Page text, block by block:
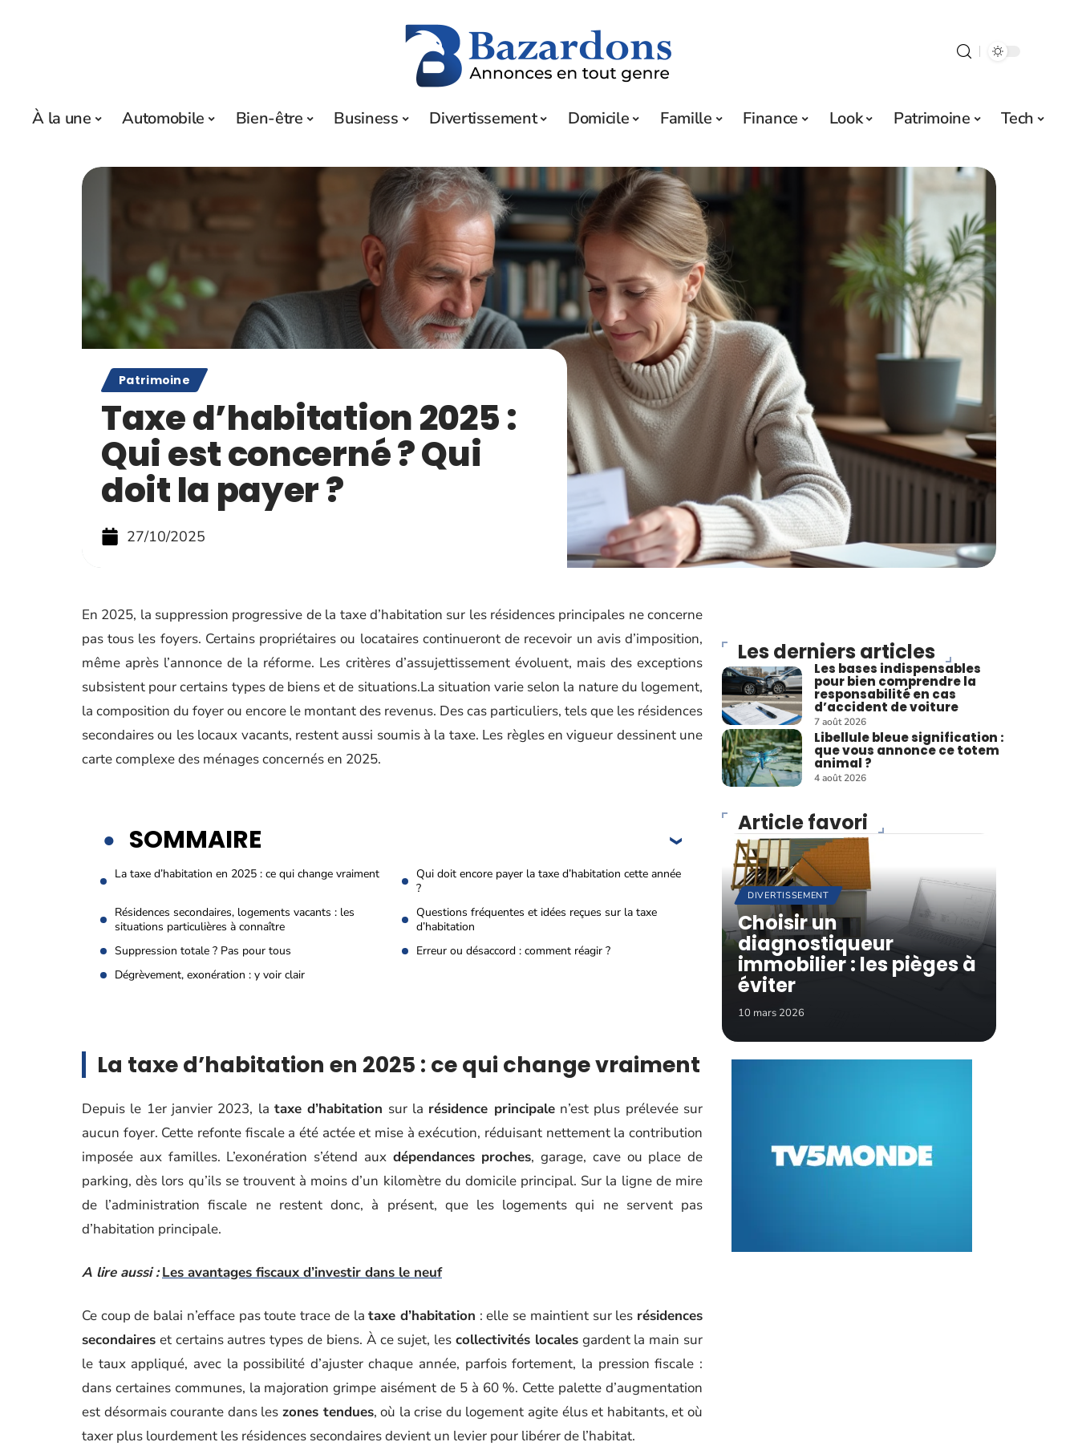
À la une Automobile Bien-être Business Divertissement Domicile Famille Finance Look Patrimoine Tech
Patrimoine
Taxe d’habitation 2025 :
Qui est concerné ? Qui
doit la payer ?
27/10/2025
En 2025, la suppression progressive de la taxe d’habitation sur les résidences principales ne concerne
pas tous les foyers. Certains propriétaires ou locataires continueront de recevoir un avis d’imposition,
même après l’annonce de la réforme. Les critères d’assujettissement évoluent, mais des exceptions
subsistent pour certains types de biens et de situations.La situation varie selon la nature du logement,
la composition du foyer ou encore le montant des revenus. Des cas particuliers, tels que les résidences
secondaires ou les locaux vacants, restent aussi soumis à la taxe. Les règles en vigueur dessinent une
carte complexe des ménages concernés en 2025.
SOMMAIRE
La taxe d’habitation en 2025 : ce qui change vraiment
Qui doit encore payer la taxe d’habitation cette année
?
Résidences secondaires, logements vacants : les
situations particulières à connaître
Questions fréquentes et idées reçues sur la taxe
d’habitation
Suppression totale ? Pas pour tous
Erreur ou désaccord : comment réagir ?
Dégrèvement, exonération : y voir clair
La taxe d’habitation en 2025 : ce qui change vraiment
Depuis le 1er janvier 2023, la taxe d’habitation sur la résidence principalen’est plus prélevée sur
aucun foyer. Cette refonte fiscale a été actée et mise à exécution, réduisant nettement la contribution
imposée aux familles. L’exonération s’étend aux dépendances proches, garage, cave ou place de
parking, dès lors qu’ils se trouvent à moins d’un kilomètre du domicile principal. Sur la ligne de mire
de l’administration fiscale ne restent donc, à présent, que les logements qui ne servent pas
d’habitation principale.
A lire aussi : Les avantages fiscaux d’investir dans le neuf
Ce coup de balai n’efface pas toute trace de lataxe d’habitation : elle se maintient sur les résidences
secondaires et certains autres types de biens. À ce sujet, les collectivités localesgardent la main sur
le taux appliqué, avec la possibilité d’ajuster chaque année, parfois fortement, la pression fiscale :
dans certaines communes, la majoration grimpe aisément de 5 à 60 %. Cette palette d’augmentation
est désormais courante dans les zones tendues, où la crise du logement agite élus et habitants, et où
taxer plus lourdement les résidences secondaires devient un levier pour libérer de l’habitat.
Les derniers articles
Les bases indispensables
pour bien comprendre la
responsabilité en cas
d’accident de voiture
7 août 2026
Libellule bleue signification :
que vous annonce ce totem
animal ?
4 août 2026
Article favori
DIVERTISSEMENT
Choisir un
diagnostiqueur
immobilier : les pièges à
éviter
10 mars 2026